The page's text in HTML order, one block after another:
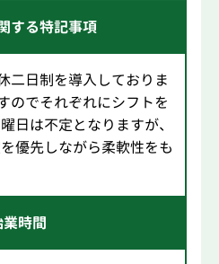
する特記事項
二日制を導入しておりま
のでそれぞれにシフトを
日は不定となりますが、
優先しながら柔軟性をも
時間